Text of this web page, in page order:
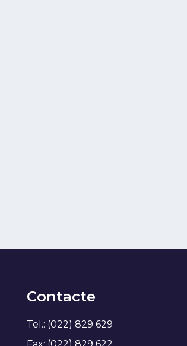
Contacte
Tel.: (022) 829 629